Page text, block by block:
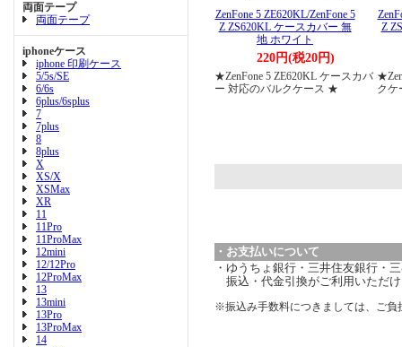
両面テープ
両面テープ
iphoneケース
iphone 印刷ケース
5/5s/SE
6/6s
6plus/6splus
7
7plus
8
8plus
X
XS/X
XSMax
XR
11
11Pro
11ProMax
12mini
12/12Pro
12ProMax
13
13mini
13Pro
13ProMax
14
ZenFone 5 ZE620KL/ZenFone 5
Z ZS620KL ケースカバー 無
地 ホワイト
220円(税20円)
★ZenFone 5 ZE620KL ケースカバ
ー 対応のバルクケース ★
Z
ク
・お支払いについて
・ゆうちょ銀行・三井住友銀行・
振込・代金引換がご利用いただ
※振込み手数料につきましては、ご負